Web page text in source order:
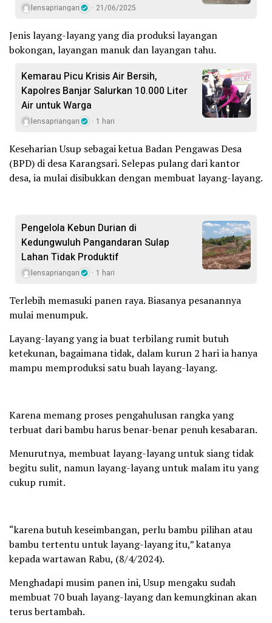
lensapriangan 21/06/2025
Jenis layang-layang yang dia produksi layangan
bokongan, layangan manuk dan layangan tahu.
Kemarau Picu Krisis Air Bersih,
Kapolres Banjar Salurkan 10.000 Liter
Air untuk Warga
lensapriangan 1 hari
Keseharian Usup sebagai ketua Badan Pengawas Desa
(BPD) di desa Karangsari. Selepas pulang dari kantor
desa, ia mulai disibukkan dengan membuat layang-layang.
Pengelola Kebun Durian di
Kedungwuluh Pangandaran Sulap
Lahan Tidak Produktif ‎
lensapriangan 1 hari
Terlebih memasuki panen raya. Biasanya pesanannya
mulai menumpuk.
Layang-layang yang ia buat terbilang rumit butuh
ketekunan, bagaimana tidak, dalam kurun 2 hari ia hanya
mampu memproduksi satu buah layang-layang.
Karena memang proses pengahulusan rangka yang
terbuat dari bambu harus benar-benar penuh kesabaran.
Menurutnya, membuat layang-layang untuk siang tidak
begitu sulit, namun layang-layang untuk malam itu yang
cukup rumit.
“karena butuh keseimbangan, perlu bambu pilihan atau
bambu tertentu untuk layang-layang itu,” katanya
kepada wartawan Rabu, (8/4/2024).
Menghadapi musim panen ini, Usup mengaku sudah
membuat 70 buah layang-layang dan kemungkinan akan
terus bertambah.